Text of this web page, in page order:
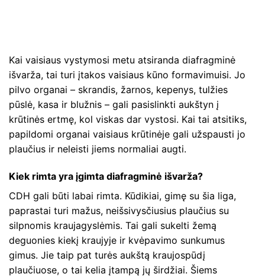
Kai vaisiaus vystymosi metu atsiranda diafragminė
išvarža, tai turi įtakos vaisiaus kūno formavimuisi. Jo
pilvo organai – skrandis, žarnos, kepenys, tulžies
pūslė, kasa ir blužnis – gali pasislinkti aukštyn į
krūtinės ertmę, kol viskas dar vystosi. Kai tai atsitiks,
papildomi organai vaisiaus krūtinėje gali užspausti jo
plaučius ir neleisti jiems normaliai augti.
Kiek rimta yra įgimta diafragminė išvarža?
CDH gali būti labai rimta. Kūdikiai, gimę su šia liga,
paprastai turi mažus, neišsivysčiusius plaučius su
silpnomis kraujagyslėmis. Tai gali sukelti žemą
deguonies kiekį kraujyje ir kvėpavimo sunkumus
gimus. Jie taip pat turės aukštą kraujospūdį
plaučiuose, o tai kelia įtampą jų širdžiai. Šiems